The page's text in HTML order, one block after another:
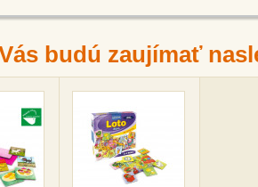
budú zaujímať